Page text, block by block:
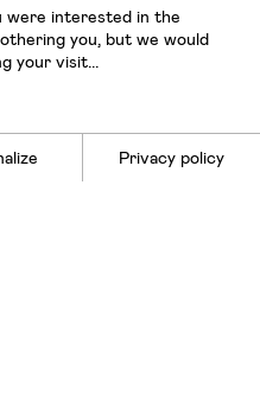
nous
were interested in the
you, but we would
your visit...
Privacy policy